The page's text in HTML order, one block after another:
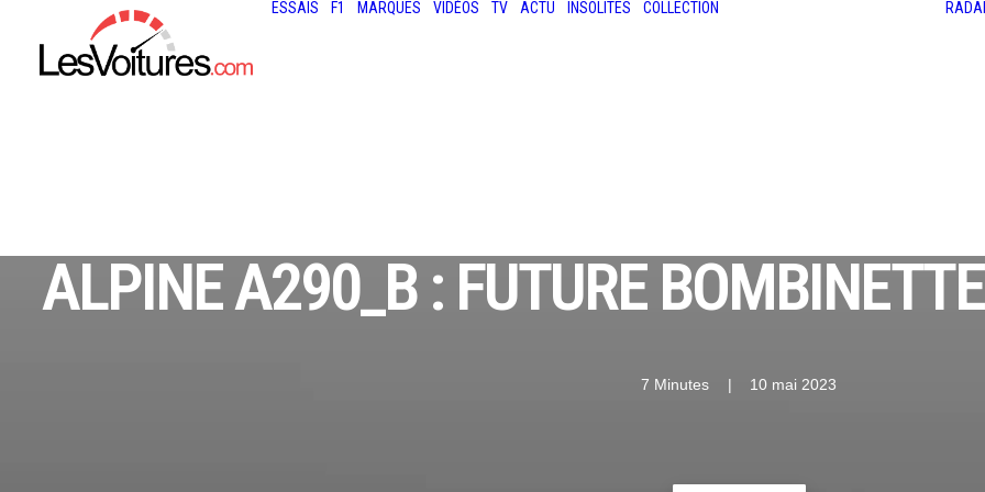
ESSAIS F1 MARQUES VIDÉOS TV ACTU INSOLITES COLLECTION
ALPINE A290_Β : FUTURE
7 Minutes | 10 mai 2023